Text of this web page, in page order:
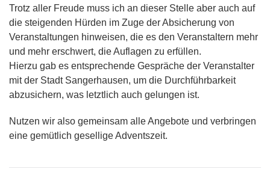
Trotz aller Freude muss ich an dieser Stelle aber auch auf
die steigenden Hürden im Zuge der Absicherung von
Veranstaltungen hinweisen, die es den Veranstaltern mehr
und mehr erschwert, die Auflagen zu erfüllen.
Hierzu gab es entsprechende Gespräche der Veranstalter
mit der Stadt Sangerhausen, um die Durchführbarkeit
abzusichern, was letztlich auch gelungen ist.
Nutzen wir also gemeinsam alle Angebote und verbringen
eine gemütlich gesellige Adventszeit.